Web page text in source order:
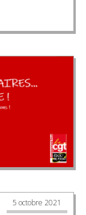
5 octobre 2021